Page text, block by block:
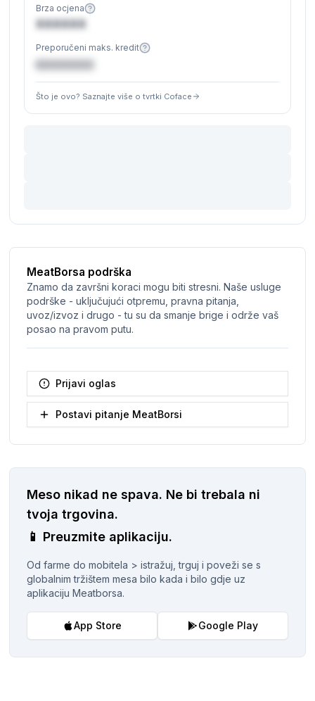
Brza ocjena
XXXXXX
Preporučeni maks. kredit
€XXXXXX
Što je ovo? Saznajte više o tvrtki Coface
MeatBorsa podrška
Znamo da završni koraci mogu biti stresni. Naše usluge
podrške - uključujući otpremu, pravna pitanja,
uvoz/izvoz i drugo - tu su da smanje brige i održe vaš
posao na pravom putu.
Prijavi oglas
Postavi pitanje MeatBorsi
Meso nikad ne spava. Ne bi trebala ni
tvoja trgovina.
📱 Preuzmite aplikaciju.
Od farme do mobitela > istražuj, trguj i poveži se s
globalnim tržištem mesa bilo kada i bilo gdje uz
aplikaciju Meatborsa.
App Store Google Play